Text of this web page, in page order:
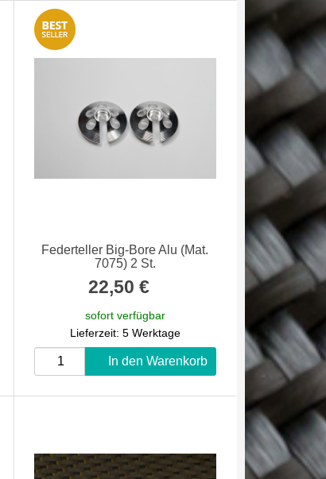
Federteller Big-Bore Alu (Mat.
7075) 2 St.
22,50 €
sofort verfügbar
Lieferzeit: 5 Werktage
In den Warenkorb